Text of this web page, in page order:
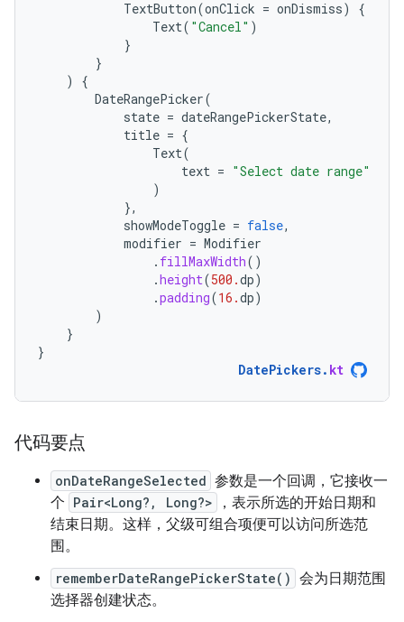
TextButton(onClick = onDismiss)
{
Text( "Cancel" )
}
}
)
{
DateRangePicker(
state = dateRangePickerState,
title = {
Text(
text = "Select date range"
)
},
showModeToggle = false,
modifier = Modifier
. fillMaxWidth()
.height(500.dp)
.padding(16.dp)
)
}
}
DatePickers. kt
代码要点
onDateRangeSelected 参数是一个回调，它接收一
个 Pair<Long?, Long?>
，表示所选的开始日期和
结束日期。这样，父级可组合项便可以访问所选范
围。
rememberDateRangePickerState() 会为日期范围
选择器创建状态。